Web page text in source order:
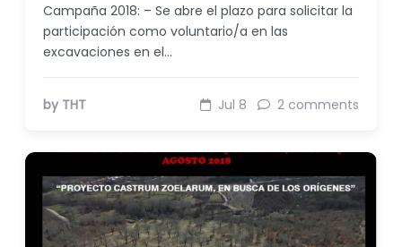
Campaña 2018: – Se abre el plazo para solicitar la
participación como voluntario/a en las
excavaciones en el…
by THT Jul 8 2 comments